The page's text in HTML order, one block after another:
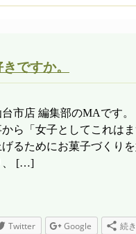
ですか。
市店 編集部のMAです
ら「女子としてこれは
るためにお菓子づくり
、 […]
Twitter Google 続き